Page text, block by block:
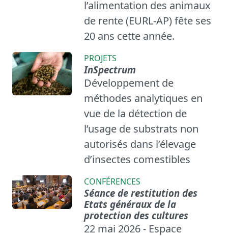
l’alimentation des animaux
de rente (EURL-AP) fête ses
20 ans cette année.
PROJETS
InSpectrum
Développement de
méthodes analytiques en
vue de la détection de
l’usage de substrats non
autorisés dans l’élevage
d’insectes comestibles
CONFÉRENCES
Séance de restitution des
Etats généraux de la
protection des cultures
22 mai 2026 - Espace